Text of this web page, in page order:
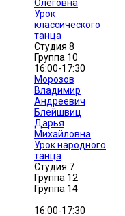
Олеговна
Урок
классического
танца
Студия 8
Группа 10
16:00-17:30
Морозов
Владимир
Андреевич
Блейшвиц
Дарья
Михайловна
Урок народного
танца
Студия 7
Группа 12
Группа 14
16:00-17:30